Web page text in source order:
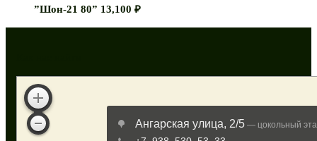
”Шон-21 80” 13,100 ₽